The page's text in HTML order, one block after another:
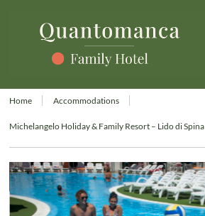
Home Accommodations
Michelangelo Holiday & Family Resort – Lido di Spina